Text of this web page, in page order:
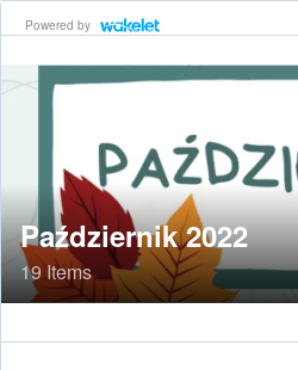
Powered by
Październik 2022
19 Items